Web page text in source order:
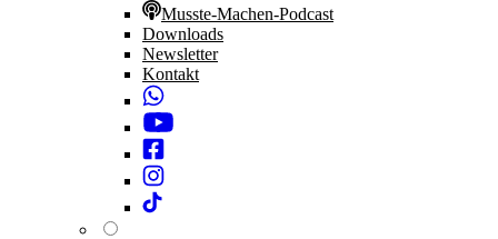
Musste-Machen-Podcast
Downloads
Newsletter
Kontakt